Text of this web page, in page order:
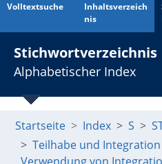
Volltextsuche
Inhaltsverzeich
nis
Stichwortverzeichnis
Alphabetischer Index
Startseite Index S
Teilhabe und